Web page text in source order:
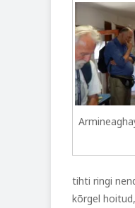
tihti ringi
kõrgel